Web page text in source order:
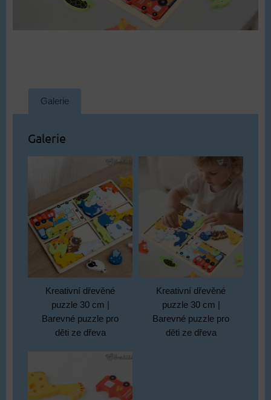
Galerie
Galerie
Kreativní dřevěné
puzzle 30 cm |
Barevné puzzle pro
děti ze dřeva
Kreativní dřevěné
puzzle 30 cm |
Barevné puzzle pro
děti ze dřeva